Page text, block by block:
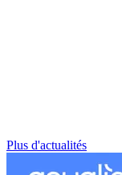
Plus d'actualités